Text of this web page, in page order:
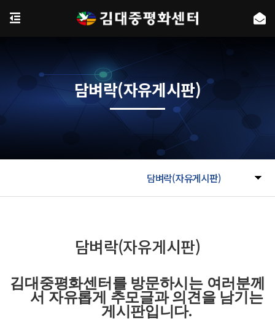
담벼락(자유게시판)
담벼락(자유게시판)
담벼락(자유게시판)
김대중평화센터를 방문하시는 여러분께
서 자유롭게 추모글과의견을 남기는
게시판입니다.